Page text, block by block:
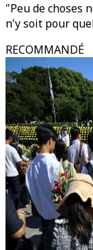
"Peu de choses
n'y soit pour
RECOMMANDÉ